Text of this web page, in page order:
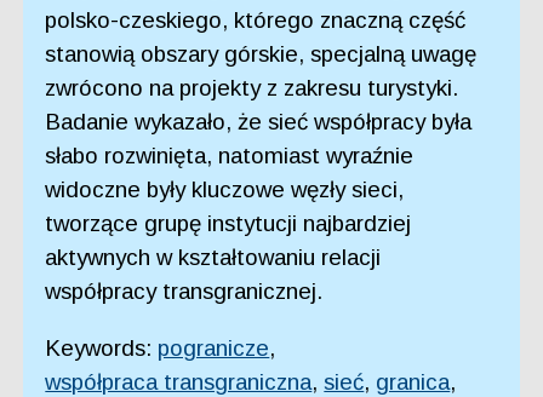
polsko-czeskiego, którego znaczną część
stanowią obszary górskie, specjalną uwagę
zwrócono na projekty z zakresu turystyki.
Badanie wykazało, że sieć współpracy była
słabo rozwinięta, natomiast wyraźnie
widoczne były kluczowe węzły sieci,
tworzące grupę instytucji najbardziej
aktywnych w kształtowaniu relacji
współpracy transgranicznej.
Keywords: pogranicze,
współpraca transgraniczna,sieć, granica,